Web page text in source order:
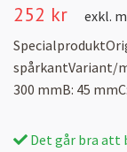
252 kr
exkl.
spårkantVariant/
300 mmB: 45
Det går bra att